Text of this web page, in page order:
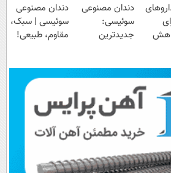
دندان مصنوعی
سوئیسی:
جدیدترین
پرداخت قسطی
دندان مصنوعی
سوئیسی | سبک،
مقاوم، طبیعی!
اقساطی😍